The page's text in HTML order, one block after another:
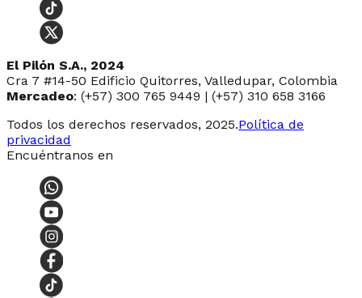
El Pilón S.A., 2024
Cra 7 #14-50 Edificio Quitorres, Valledupar, Colombia
Mercadeo: (+57) 300 765 9449 | (+57) 310 658 3166
Todos los derechos reservados, 2025.Política de
privacidad
Encuéntranos en